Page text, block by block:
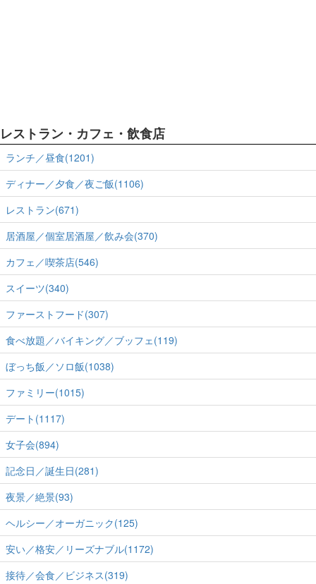
レストラン・カフェ・飲食店
ランチ／昼食(1201)
ディナー／夕食／夜ご飯(1106)
レストラン(671)
居酒屋／個室居酒屋／飲み会(370)
カフェ／喫茶店(546)
スイーツ(340)
ファーストフード(307)
食べ放題／バイキング／ブッフェ(119)
ぼっち飯／ソロ飯(1038)
ファミリー(1015)
デート(1117)
女子会(894)
記念日／誕生日(281)
夜景／絶景(93)
ヘルシー／オーガニック(125)
安い／格安／リーズナブル(1172)
接待／会食／ビジネス(319)